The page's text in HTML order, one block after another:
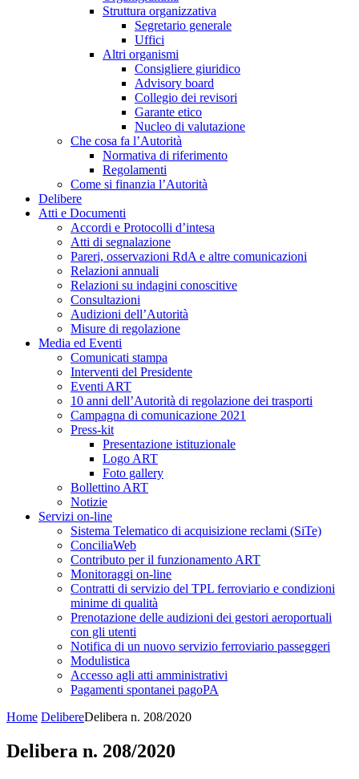
Struttura organizzativa
Segretario generale
Uffici
Altri organismi
Consigliere giuridico
Advisory board
Collegio dei revisori
Garante etico
Nucleo di valutazione
Che cosa fa l’Autorità
Normativa di riferimento
Regolamenti
Come si finanzia l’Autorità
Delibere
Atti e Documenti
Accordi e Protocolli d’intesa
Atti di segnalazione
Pareri, osservazioni RdA e altre comunicazioni
Relazioni annuali
Relazioni su indagini conoscitive
Consultazioni
Audizioni dell’Autorità
Misure di regolazione
Media ed Eventi
Comunicati stampa
Interventi del Presidente
Eventi ART
10 anni dell’Autorità di regolazione dei trasporti
Campagna di comunicazione 2021
Press-kit
Presentazione istituzionale
Logo ART
Foto gallery
Bollettino ART
Notizie
Servizi on-line
Sistema Telematico di acquisizione reclami (SiTe)
ConciliaWeb
Contributo per il funzionamento ART
Monitoraggi on-line
Contratti di servizio del TPL ferroviario e condizioni
minime di qualità
Prenotazione delle audizioni dei gestori aeroportuali
con gli utenti
Notifica di un nuovo servizio ferroviario passeggeri
Modulistica
Accesso agli atti amministrativi
Pagamenti spontanei pagoPA
Home DelibereDelibera n. 208/2020
Delibera n. 208/2020